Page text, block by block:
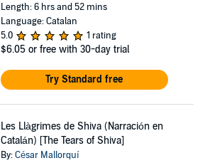
Length: 6 hrs and 52 mins
Language: Catalan
5.0
1 rating
$6.05 or free with 30-day trial
Try Standard free
Les Llàgrimes de Shiva (Narración en
Catalán) [The Tears of Shiva]
By:César Mallorquí